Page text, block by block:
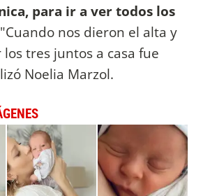
para ir a ver todos los
nos dieron el alta y
los tres juntos a casa fue
Noelia Marzol.